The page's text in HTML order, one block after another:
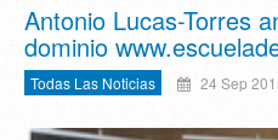
Antonio Lucas-Torres
dominio
Todas Las Noticias 24 Sep